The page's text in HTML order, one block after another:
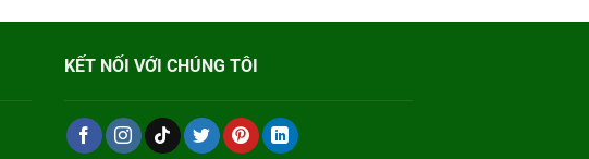
KẾT NỐI VỚI CHÚNG TÔI